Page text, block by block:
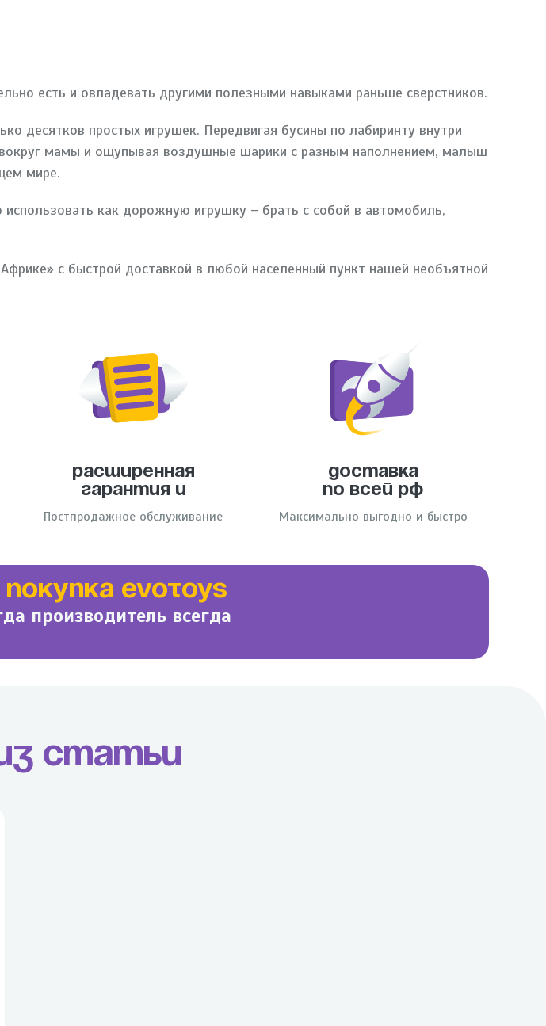
есть и овладевать другими полезными навыками раньше сверстников.
десятков простых игрушек. Передвигая бусины по лабиринту внутри
мамы и ощупывая воздушные шарики с разным наполнением, малыш
мире.
как дорожную игрушку – брать с собой в автомобиль,
с быстрой доставкой в любой населенный пункт нашей необъятной
Расширенная
гарантия и
Постпродажное обслуживание
Доставка
по всей РФ
Максимально выгодно и быстро
EVOTOYS
производитель всегда
статьи